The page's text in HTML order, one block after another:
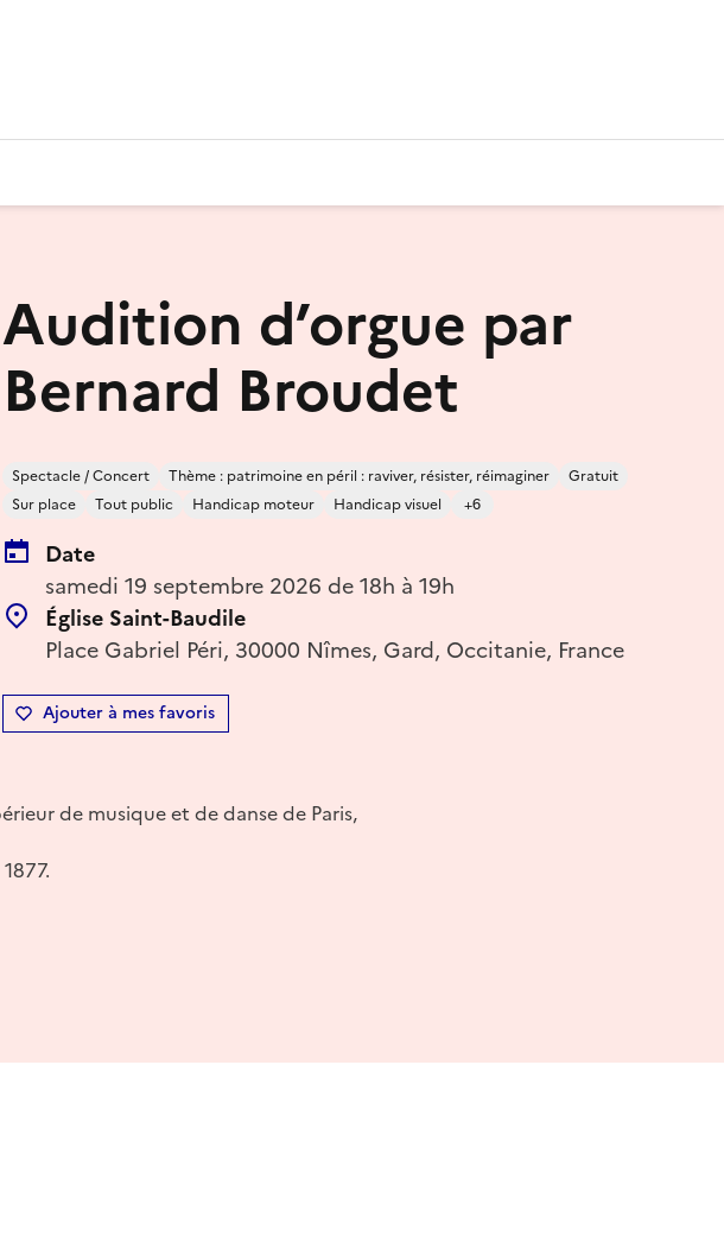
Audition d’orgue par
Bernard Broudet
Spectacle / Concert Thème : patrimoine en péril : raviver, résister, réimaginer
Gratuit
Sur place
Tout public Handicap moteur Handicap visuel +6
Date
samedi 19 septembre 2026 de 18h à 19h
Église Saint-Baudile
Place Gabriel Péri, 30000 Nîmes, Gard, Occitanie, France
Ajouter à mes favoris
de musique et de danse de Paris,